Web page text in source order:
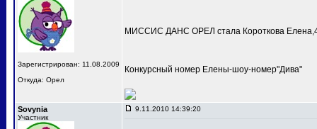
Зарегистрирован: 11.08.2009
Откуда: Орел
МИССИС ДАНС ОРЕЛ стала Короткова
Конкурсный номер Елены-шоу-номер"Дива"
Sovynia
Участник
9.11.2010 14:39:20